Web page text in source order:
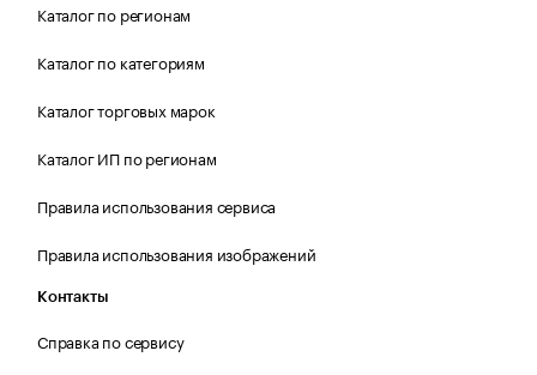
Каталог по регионам
Каталог по категориям
Каталог торговых марок
Каталог ИП по регионам
Правила использования сервиса
Правила использования изображений
Контакты
Справка по сервису